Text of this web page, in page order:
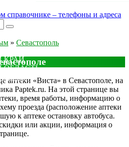
справочнике – телефоны и адреса
КРАЙ
ОБЛАСТЬ
» Севастополь
аптеки «Виста» в Севастополе, на
Paptek.ru. На этой странице вы
время работы, информацию о
проезда (расположение аптеки
к аптеке остановку автобуса.
или акции, информация о